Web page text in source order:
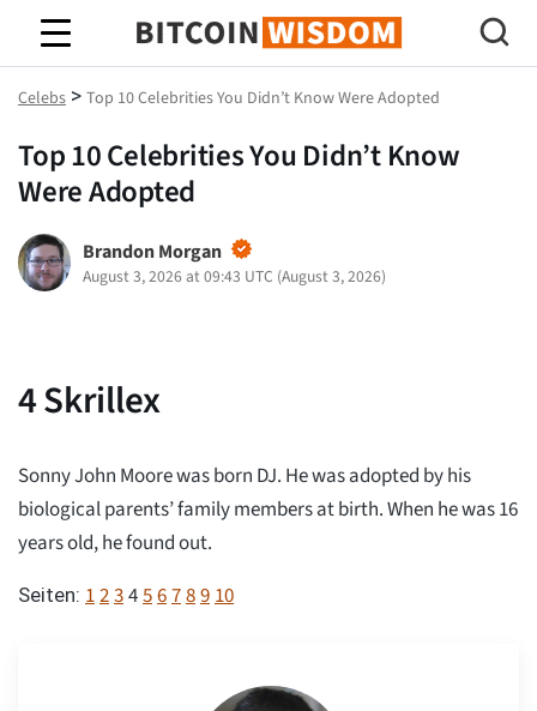
Bitcoin-Weisheit
Celebs > Top 10 Celebrities You Didn’t Know Were Adopted
Top 10 Celebrities You Didn’t Know
Were Adopted
Brandon Morgan
August 3, 2026 at 09:43 UTC (August 3, 2026)
4Skrillex
Sonny John Moore was born DJ. He was adopted by his
biological parents’ family members at birth. When he was 16
years old, he found out.
Seiten: 12345678910